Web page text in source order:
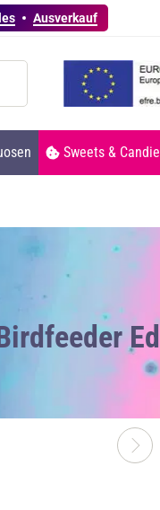
Ausverkauf
Sweets &